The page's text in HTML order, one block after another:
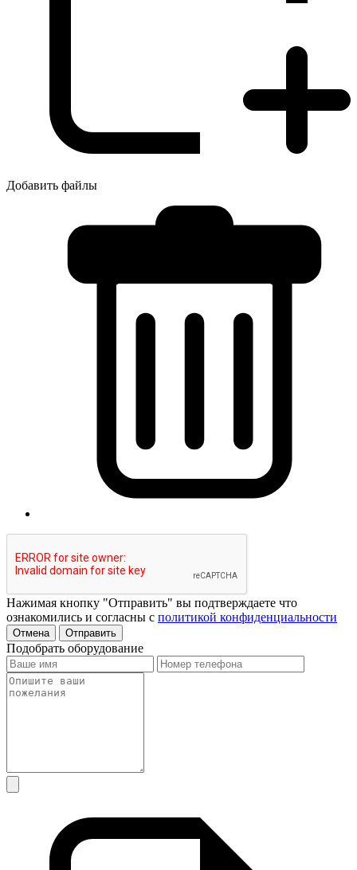
Добавить файлы
Нажимая кнопку "Отправить" вы подтверждаете что
ознакомились и согласны с политикой конфиденциальности
Отмена Отправить
Подобрать оборудование